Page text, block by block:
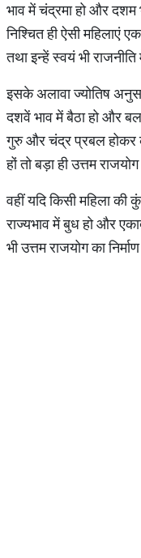
भाव में चंद्रमा हो और दशम
निश्चित ही ऐसी महिलाएं
तथा इन्हें स्वयं भी राजनीति
इसके अलावा ज्योतिष
दशवें भाव में बैठा हो और
गुरु और चंद्र प्रबल होकर
हों तो बड़ा ही उत्तम
वहीं यदि किसी महिला की
राज्यभाव में बुध हो और
भी उत्तम राजयोग का